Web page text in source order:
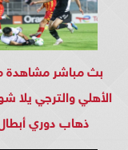
بث مباشر مشاهدة
الأهلي والترجي
ذهاب دوري